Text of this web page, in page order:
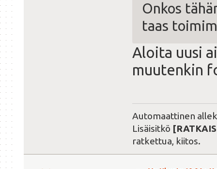
Onkos
taas
Aloita uusi
muutenkin
Automaattinen
Lisäisitkö
ratkettua, kiitos.